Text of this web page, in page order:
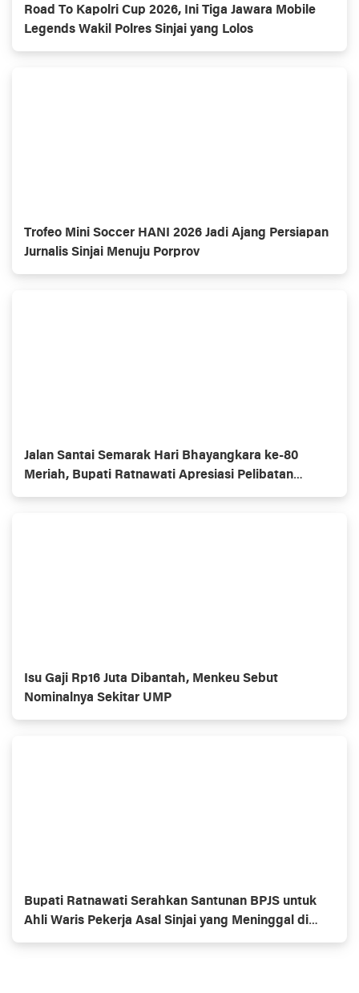
Road To Kapolri Cup 2026, Ini Tiga Jawara Mobile
Legends Wakil Polres Sinjai yang Lolos
Trofeo Mini Soccer HANI 2026 Jadi Ajang Persiapan
Jurnalis Sinjai Menuju Porprov
Jalan Santai Semarak Hari Bhayangkara ke-80
Meriah, Bupati Ratnawati Apresiasi Pelibatan
UMKM
Isu Gaji Rp16 Juta Dibantah, Menkeu Sebut
Nominalnya Sekitar UMP
Bupati Ratnawati Serahkan Santunan BPJS untuk
Ahli Waris Pekerja Asal Sinjai yang Meninggal di
Morowali